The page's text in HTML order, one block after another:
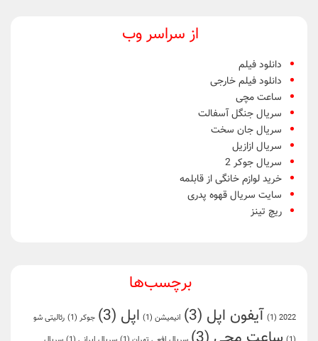
از سراسر وب
دانلود فیلم
دانلود فیلم خارجی
ساعت مچی
سریال جنگل آسفالت
سریال جان سخت
سریال ازازیل
سریال جوکر 2
خرید لوازم خانگی از قابلمه
سایت سریال قهوه پدری
ریچ تینز
برچسب‌ها
2022
(1) آیفون اپل (3) انیمیشن (1) اپل (3) جوکر (1)
رئالیتی شو